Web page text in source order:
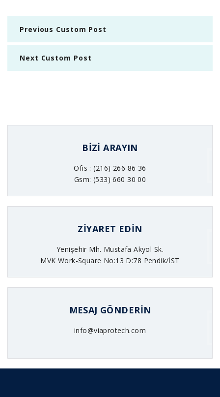
Previous Custom Post
Next Custom Post
BIZI ARAYIN
Ofis : (216) 266 86 36
Gsm: (533) 660 30 00
ZIYARET EDIN
Yenişehir Mh. Mustafa Akyol Sk.
MVK Work-Square No:13 D:78 Pendik/İST
MESAJ GÖNDERIN
info@viaprotech.com